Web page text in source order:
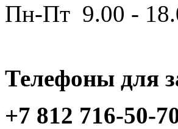
Пн-Пт 9.00 -
Телефоны для
+7 812 716-50-